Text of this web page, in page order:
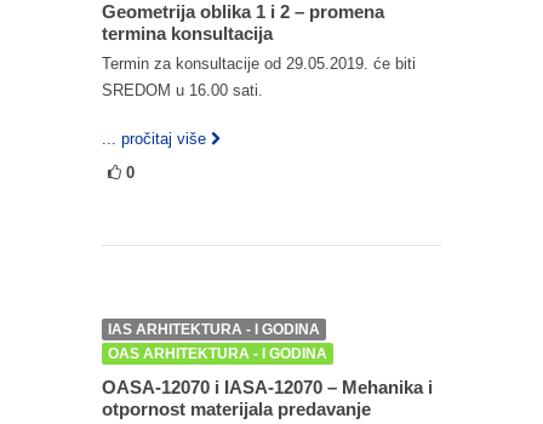
Geometrija oblika 1 i 2 – promena
termina konsultacija
Termin za konsultacije od 29.05.2019. će biti
SREDOM u 16.00 sati.
... pročitaj više
0
IAS ARHITEKTURA - I GODINA
OAS ARHITEKTURA - I GODINA
OASA-12070 i IASA-12070 – Mehanika i
otpornost materijala predavanje